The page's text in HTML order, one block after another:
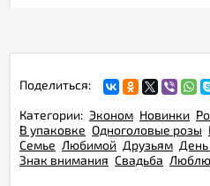
Поделиться:
Категории: Эконом Новинки
В упаковке Одноголовые розы
Семье Любимой Друзьям
Знак внимания Свадьба Люблю